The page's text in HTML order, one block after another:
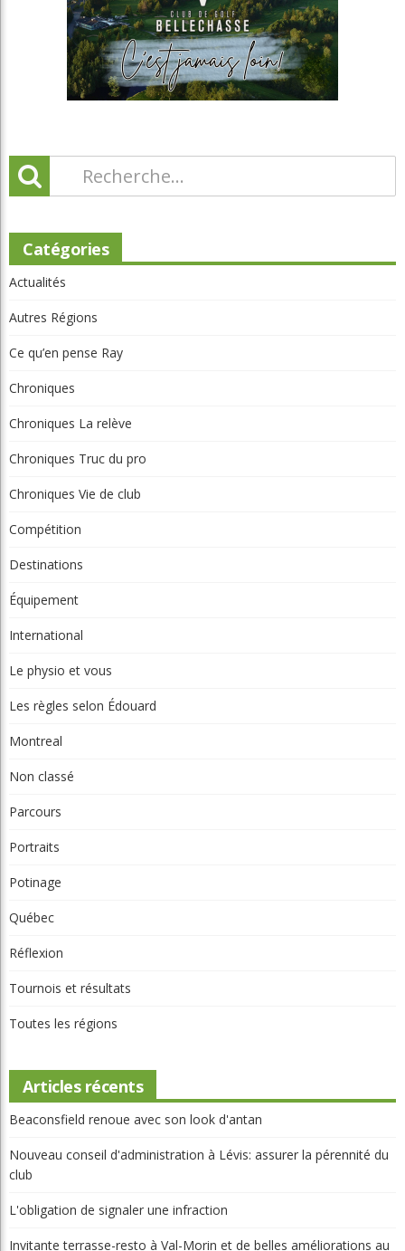
Catégories
Compétition
Destinations
Équipement